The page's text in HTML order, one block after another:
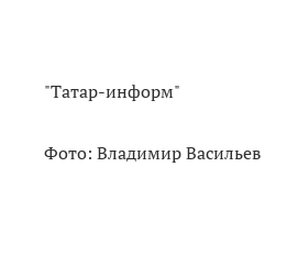
"Татар-информ"
Фото: Владимир Васильев